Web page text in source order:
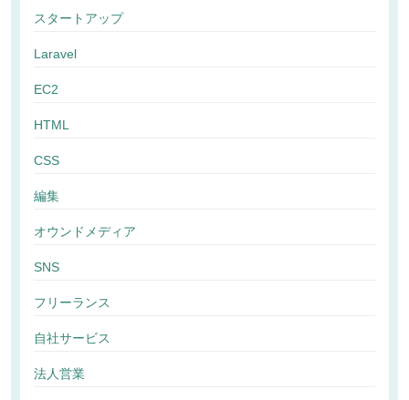
スタートアップ
Laravel
EC2
HTML
CSS
編集
オウンドメディア
SNS
フリーランス
自社サービス
法人営業